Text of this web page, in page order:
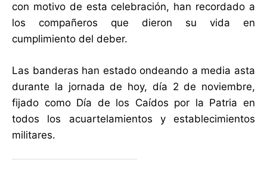
con motivo de esta celebración, han recordado a
los compañeros que dieron su vida en
cumplimiento del deber.
Las banderas han estado ondeando a media asta
durante la jornada de hoy, día 2 de noviembre,
fijado como Día de los Caídos por la Patria en
todos los acuartelamientos y establecimientos
militares.